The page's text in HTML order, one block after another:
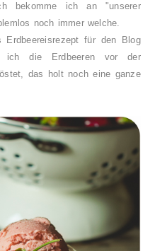
bekomme ich an "unserer
noch immer welche.
für den Blog
ich die Erdbeeren vor der
das holt noch eine ganze